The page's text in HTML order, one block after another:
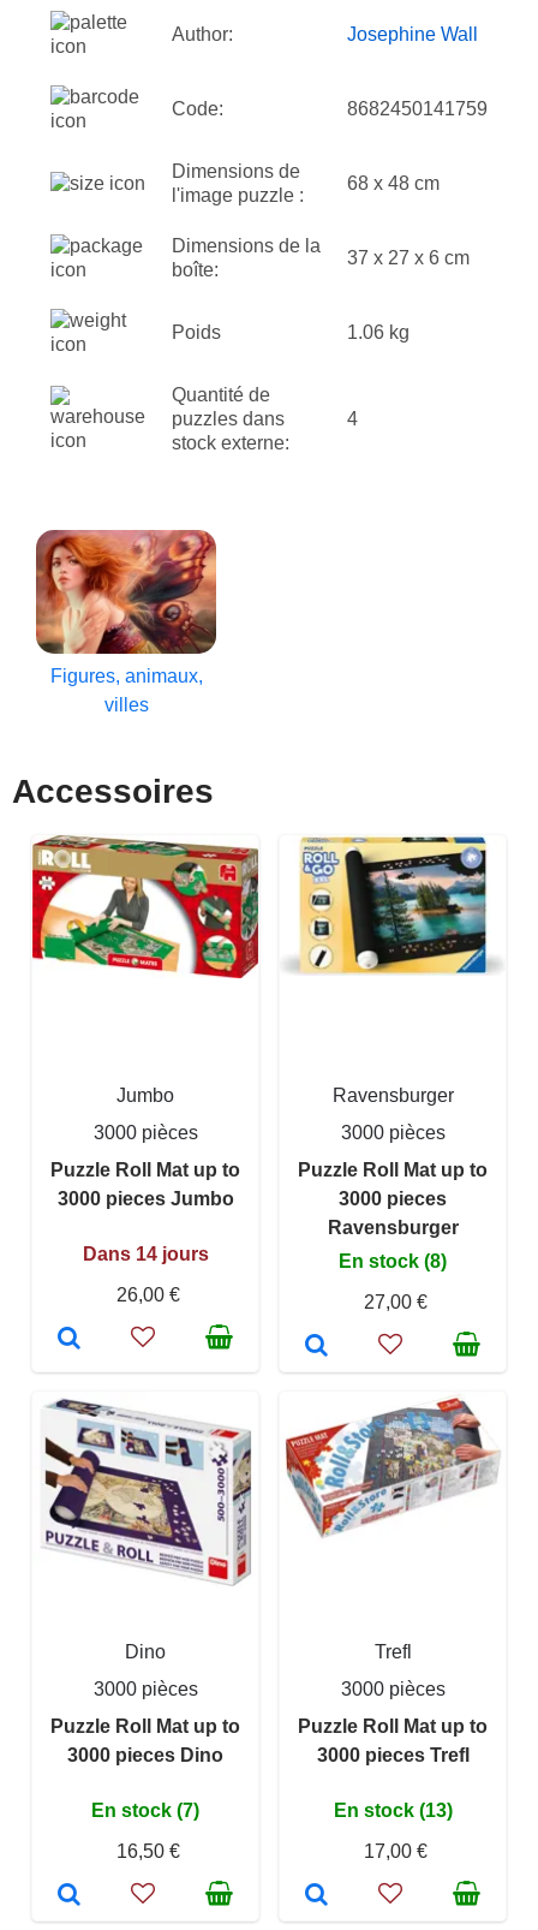
Author: Josephine Wall
Code: 8682450141759
Dimensions de
l'image puzzle :
68 x 48 cm
Dimensions de la
boîte:
37 x 27 x 6 cm
Poids 1.06 kg
Quantité de
puzzles dans
stock externe:
4
Figures, animaux,
villes
Accessoires
Jumbo
3000 pièces
Puzzle Roll Mat up to
3000 pieces Jumbo
Dans 14 jours
26,00 €
Ravensburger
3000 pièces
Puzzle Roll Mat up to
3000 pieces
Ravensburger
En stock (8)
27,00 €
Dino
3000 pièces
Puzzle Roll Mat up to
3000 pieces Dino
En stock (7)
16,50 €
Trefl
3000 pièces
Puzzle Roll Mat up to
3000 pieces Trefl
En stock (13)
17,00 €